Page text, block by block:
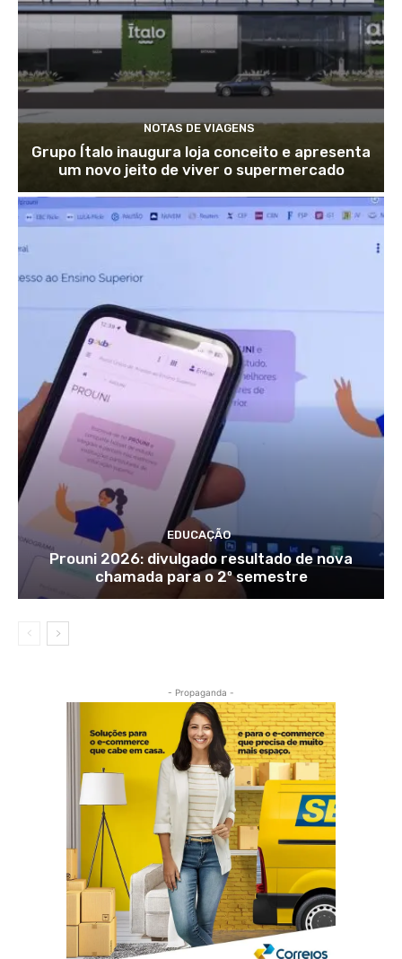
NOTAS DE VIAGENS
Grupo Ítalo inaugura loja conceito e apresenta
um novo jeito de viver o supermercado
EDUCAÇÃO
Prouni 2026: divulgado resultado de nova
chamada para o 2º semestre
- Propaganda -